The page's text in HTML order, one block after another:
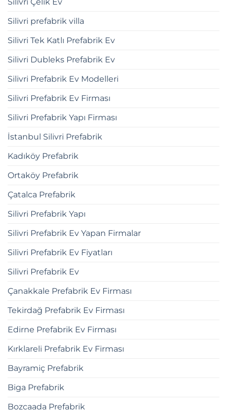
Silivri prefabrik villa
Silivri Tek Katlı Prefabrik Ev
Silivri Dubleks Prefabrik Ev
Silivri Prefabrik Ev Modelleri
Silivri Prefabrik Ev Firması
Silivri Prefabrik Yapı Firması
İstanbul Silivri Prefabrik
Kadıköy Prefabrik
Ortaköy Prefabrik
Çatalca Prefabrik
Silivri Prefabrik Yapı
Silivri Prefabrik Ev Yapan Firmalar
Silivri Prefabrik Ev Fiyatları
Silivri Prefabrik Ev
Çanakkale Prefabrik Ev Firması
Tekirdağ Prefabrik Ev Firması
Edirne Prefabrik Ev Firması
Kırklareli Prefabrik Ev Firması
Bayramiç Prefabrik
Biga Prefabrik
Bozcaada Prefabrik